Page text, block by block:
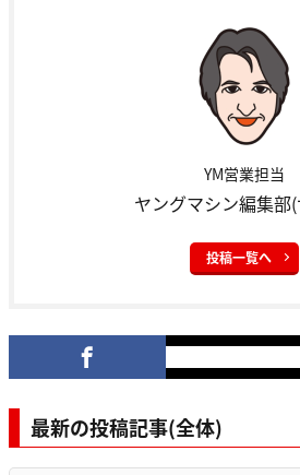
YM営業担当
ヤングマシン編集部
投稿一覧へ
最新の投稿記事(全体)